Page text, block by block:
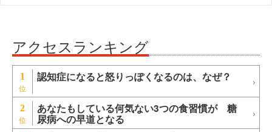
アクセスランキング
1 認知症になると怒りっぽくなるのは、なぜ？
2 あなたもしている何気ない3つの食習慣が 糖
尿病への早道となる